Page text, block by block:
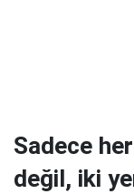
Sadece
değil, iki